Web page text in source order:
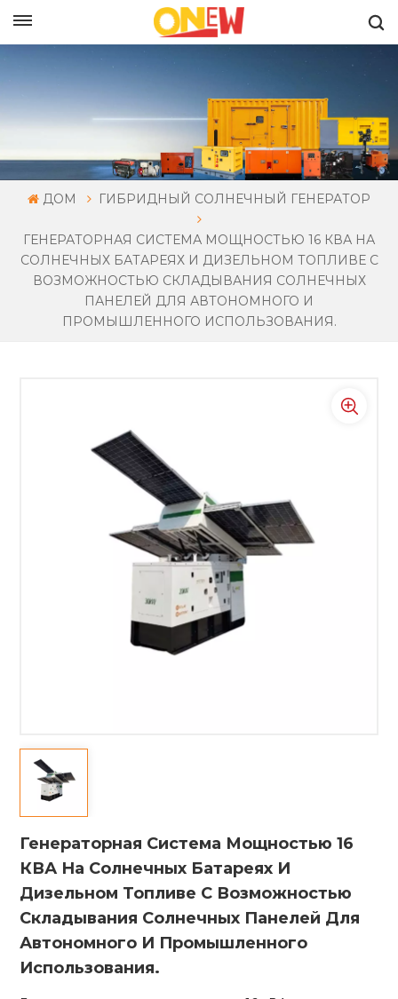
ДОМ ГИБРИДНЫЙ СОЛНЕЧНЫЙ ГЕНЕРАТОР
ГЕНЕРАТОРНАЯ СИСТЕМА МОЩНОСТЬЮ 16 КВА НА
СОЛНЕЧНЫХ БАТАРЕЯХ И ДИЗЕЛЬНОМ ТОПЛИВЕ С
ВОЗМОЖНОСТЬЮ СКЛАДЫВАНИЯ СОЛНЕЧНЫХ
ПАНЕЛЕЙ ДЛЯ АВТОНОМНОГО И
ПРОМЫШЛЕННОГО ИСПОЛЬЗОВАНИЯ.
Генераторная Система Мощностью 16
КВА На Солнечных Батареях И
Дизельном Топливе С Возможностью
Складывания Солнечных Панелей Для
Автономного И Промышленного
Использования.